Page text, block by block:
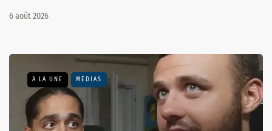
6 août 2026
A LA UNE MÉDIAS